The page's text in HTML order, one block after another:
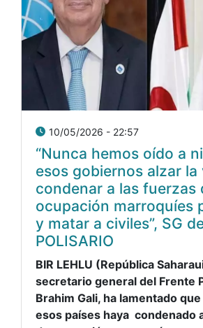
10/05/2026 - 22:57
“Nunca hemos oído a
esos gobiernos alzar la
condenar a las fuerzas
ocupación marroquíes
y matar a civiles”, SG
POLISARIO
BIR LEHLU (República
secretario general del Frente
Brahim Gali, ha lamentado
esos países haya condenado